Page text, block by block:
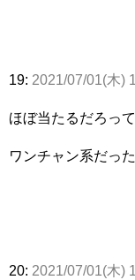
19: 2021/07/01(木)
ほぼ当たるだろっ
ワンチャン系だっ
20: 2021/07/01(木)